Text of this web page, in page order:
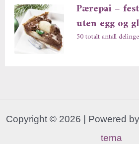
Pærepai –
uten egg og
50 totalt antall
Copyright © 2026 | Powered by
tema